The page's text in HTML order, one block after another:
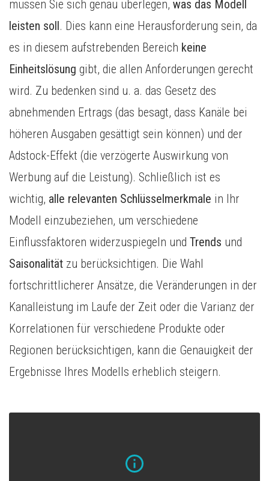
müssen Sie sich genau überlegen, was das Modell
leisten soll. Dies kann eine Herausforderung sein, da
es in diesem aufstrebenden Bereich keine
Einheitslösung gibt, die allen Anforderungen gerecht
wird. Zu bedenken sind u. a. das Gesetz des
abnehmenden Ertrags (das besagt, dass Kanäle bei
höheren Ausgaben gesättigt sein können) und der
Adstock-Effekt (die verzögerte Auswirkung von
Werbung auf die Leistung). Schließlich ist es
wichtig, alle relevanten Schlüsselmerkmale in Ihr
Modell einzubeziehen, um verschiedene
Einflussfaktoren widerzuspiegeln und Trends und
Saisonalität zu berücksichtigen. Die Wahl
fortschrittlicherer Ansätze, die Veränderungen in der
Kanalleistung im Laufe der Zeit oder die Varianz der
Korrelationen für verschiedene Produkte oder
Regionen berücksichtigen, kann die Genauigkeit der
Ergebnisse Ihres Modells erheblich steigern.